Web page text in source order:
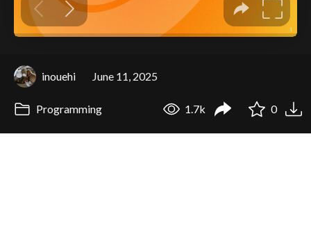
inouehi June 11, 2025
Programming 1.7k 0